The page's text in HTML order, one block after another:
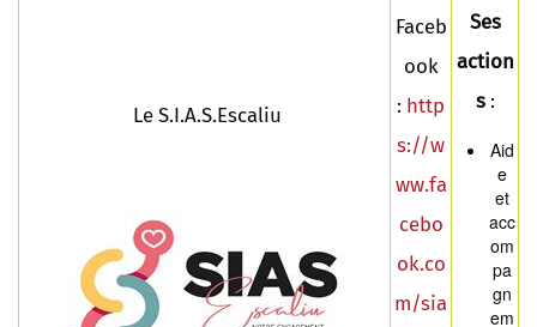
Le S.I.A.S.Escaliu
Faceb
ook
: http
s://w
ww.fa
cebo
ok.co
m/sia
Ses
action
s:
Aid
e
et
acc
om
pa
gn
em